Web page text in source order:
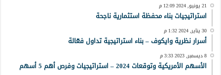
21 يونيو, 2024 12:09 م
استراتيجيات بناء محفظة استثمارية ناجحة
30 يناير, 2024 1:32 م
أسرار نظرية وايكوف – بناء استراتيجية تداول فعّالة
8 ديسمبر, 2023 3:33 م
الأسهم الأمريكية وتوقعات 2024 – استراتيجيات وفرص أهم 5 أسهم